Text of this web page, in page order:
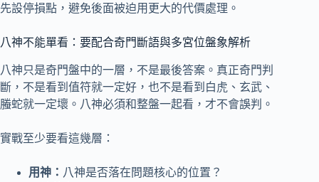
先設停損點，避免後面被迫用更大的代價處理。
八神不能單看：要配合奇門斷語與多宮位盤象解析
八神只是奇門盤中的一層，不是最後答案。真正奇門判
斷，不是看到值符就一定好，也不是看到白虎、玄武、
螣蛇就一定壞。八神必須和整盤一起看，才不會誤判。
實戰至少要看這幾層：
用神： 八神是否落在問題核心的位置？